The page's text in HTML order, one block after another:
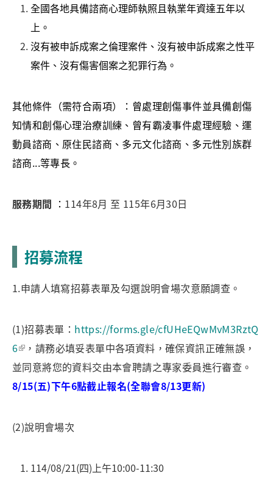
全國各地具備諮商心理師執照且執業年資達五年以
上。
沒有被申訴成案之倫理案件、沒有被申訴成案之性平
案件、沒有傷害個案之犯罪行為。
其他條件（需符合兩項）：曾處理創傷事件並具備創傷
知情和創傷心理治療訓練、曾有霸凌事件處理經驗、運
動員諮商、原住民諮商、多元文化諮商、多元性別族群
諮商...等專長。
服務期間 ： 114年8月 至 115年6月30日
招募流程
1.申請人填寫招募表單及勾選說明會場次意願調查。
(1)招募表單： https://forms.gle/cfUHeEQwMvM3RztQ
6
，請務必填妥表單中各項資料，確保資訊正確無誤，
並同意將您的資料交由本會聘請之專家委員進行審查。
8/15(五)下午6點截止報名(全聯會8/13更新)
(2)說明會場次
114/08/21(四)上午10:00-11:30